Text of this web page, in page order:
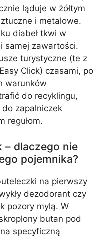
ląduje w żółtym
i metalowe.
diabeł tkwi w
samej zawartości.
turystyczne (te z
Click) czasami, po
warunków
do recyklingu,
do zapalniczek
regułom.
– dlaczego nie
pojemnika?
na pierwszy
dezodorant czy
pozory mylą. W
butan pod
specyficzną